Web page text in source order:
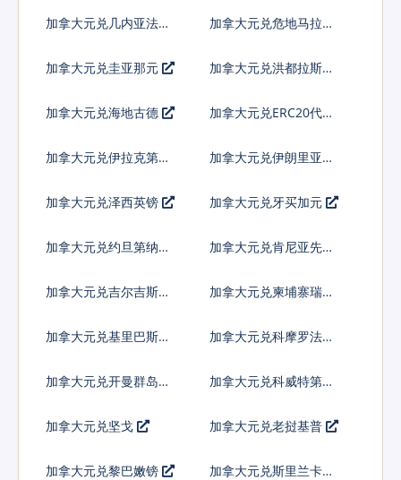
加拿大元兑几内亚法郎
加拿大元兑危地马拉格
加拿大元兑圭亚那元
加拿大元兑洪都拉斯伦
加拿大元兑海地古德 加拿大元兑ERC20代币
加拿大元兑伊拉克第纳
加拿大元兑伊朗里亚尔
加拿大元兑泽西英镑 加拿大元兑牙买加元
加拿大元兑约旦第纳尔 加拿大元兑肯尼亚先令
加拿大元兑吉尔吉斯斯
加拿大元兑柬埔寨瑞尔
加拿大元兑基里巴斯元 加拿大元兑科摩罗法郎
加拿大元兑开曼群岛元
加拿大元兑科威特第纳
加拿大元兑坚戈 加拿大元兑老挝基普
加拿大元兑黎巴嫩镑
加拿大元兑斯里兰卡卢